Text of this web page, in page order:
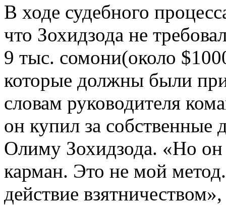
В ходе судебного
что Зохидзода не
9 тыс. сомони(около
которые должны были
словам руководителя
он купил за собственные
Олиму Зохидзода. «Но он
карман. Это не мой
действие